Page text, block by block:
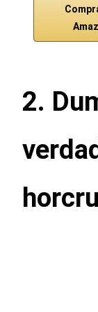
2.